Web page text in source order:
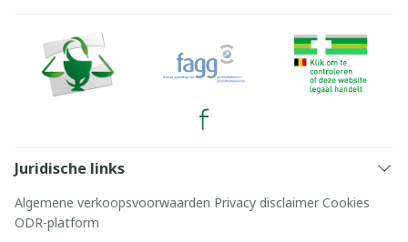
Juridische links
Algemene verkoopsvoorwaarden Privacy disclaimer Cookies
ODR-platform